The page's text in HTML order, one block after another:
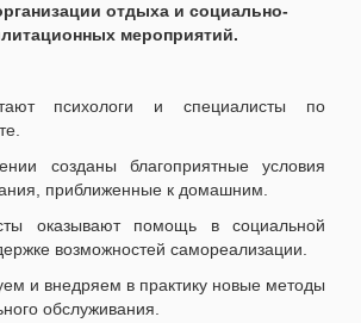
отдыха и социально-
мероприятий.
психологи и специалисты по
созданы благоприятные условия
приближенные к домашним.
оказывают помощь в социальной
возможностей самореализации.
и внедряем в практику новые методы
обслуживания.